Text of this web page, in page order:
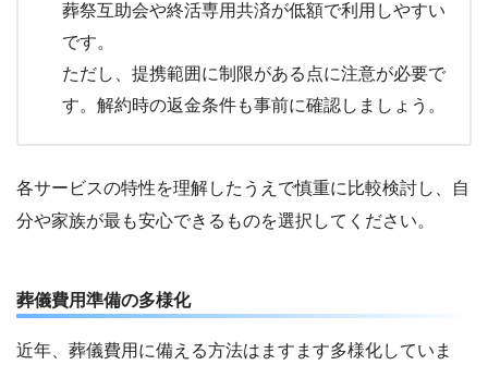
葬祭互助会や終活専用共済が低額で利用しやすい
です。
ただし、提携範囲に制限がある点に注意が必要で
す。解約時の返金条件も事前に確認しましょう。
各サービスの特性を理解したうえで慎重に比較検討し、自
分や家族が最も安心できるものを選択してください。
葬儀費用準備の多様化
近年、葬儀費用に備える方法はますます多様化していま